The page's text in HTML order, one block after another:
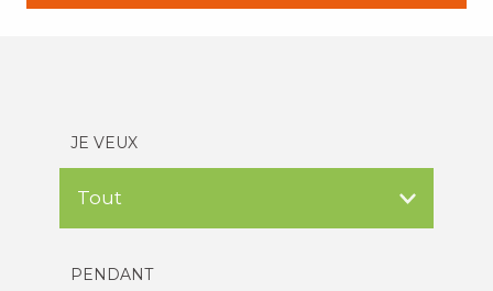
JE VEUX
PENDANT